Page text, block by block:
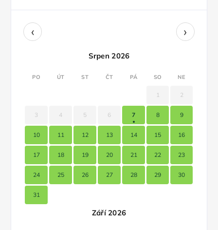
‹ ›
Srpen 2026
PO ÚT ST ČT PÁ SO NE
1 2
3 4 5 6 7 8 9
10 11 12 13 14 15 16
17 18 19 20 21 22 23
24 25 26 27 28 29 30
31
Září 2026